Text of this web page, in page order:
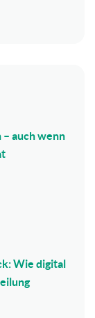
auch wenn
Wie digital